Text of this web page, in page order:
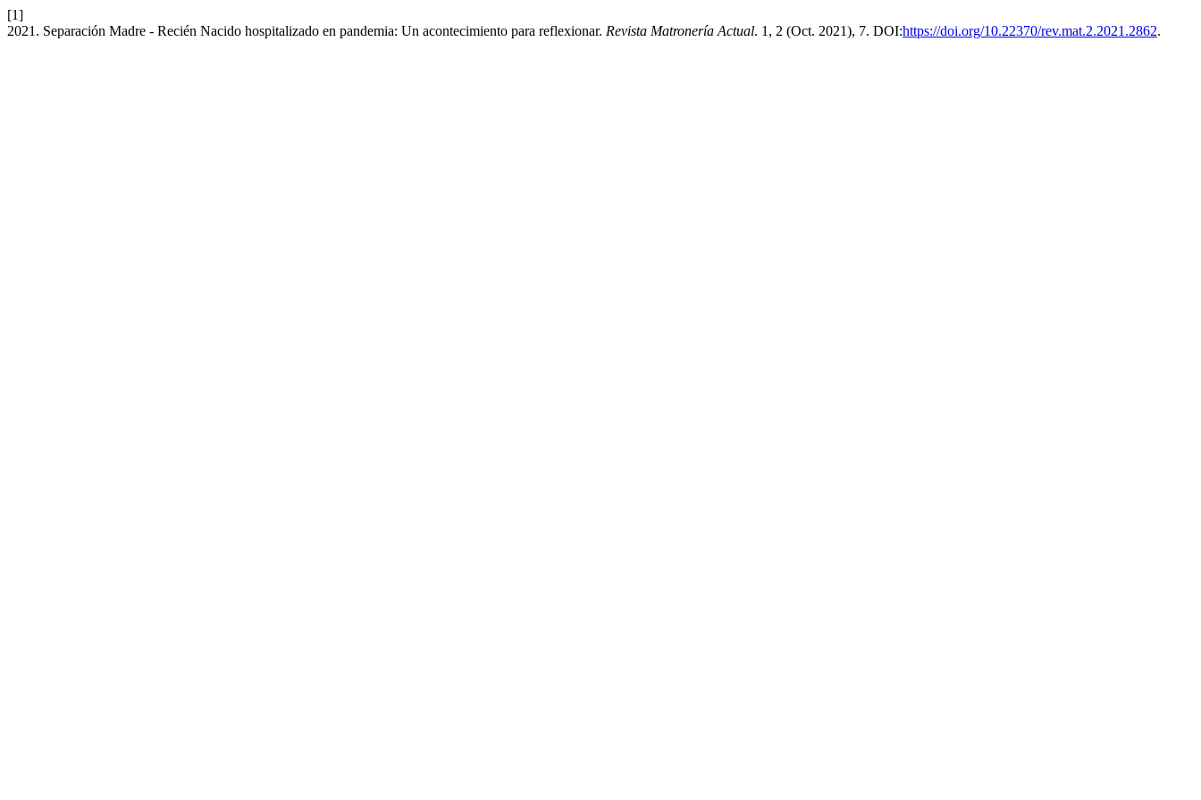
[1]
2021. Separación Madre - Recién Nacido hospitalizado en pandemia: Un acontecimiento para reflexionar. Revista Matronería Actual. 1, 2 (Oct. 2021), 7. DOI:https://doi.org/10.22370/rev.mat.2.2021.2862.